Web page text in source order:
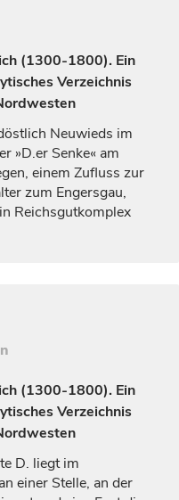
(1300-1800). Ein
Verzeichnis
Neuwieds im
»D.er Senke« am
einem Zufluss zur
zum Engersgau,
Reichsgutkomplex
(1300-1800). Ein
Verzeichnis
D. liegt im
einer Stelle, an der